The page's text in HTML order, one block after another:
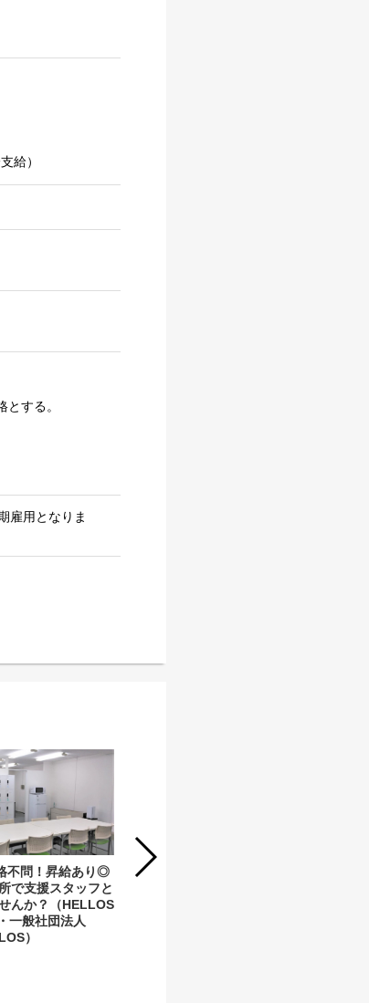
給）
する。
雇用となりま
不問！昇給あり◎
で支援スタッフと
んか？（HELLOS
一般社団法人
）